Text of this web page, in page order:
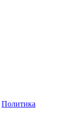
Политика